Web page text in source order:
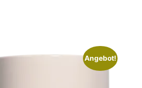
Angebot!